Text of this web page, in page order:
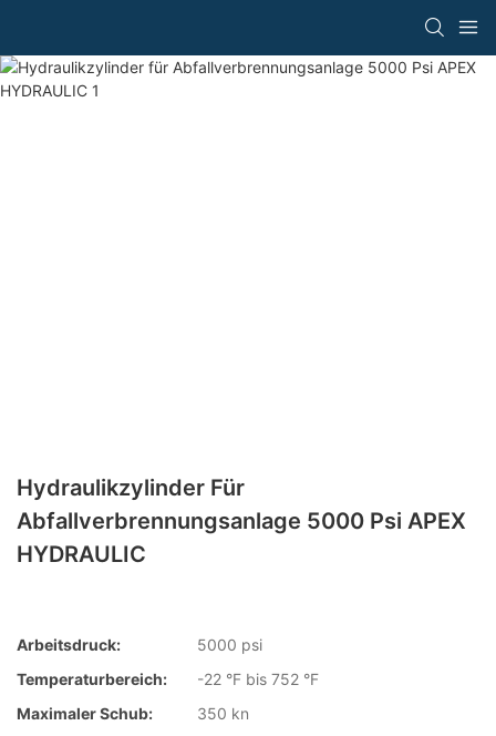
Hydraulikzylinder Für
Abfallverbrennungsanlage 5000 Psi APEX
HYDRAULIC
Arbeitsdruck:
5000 psi
Temperaturbereich:
-22 °F bis 752 °F
Maximaler Schub:
350 kn